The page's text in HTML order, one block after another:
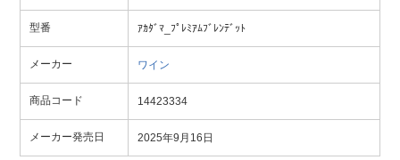
型番 ｱｶﾀﾞﾏ_ﾌﾟﾚﾐｱﾑﾌﾞﾚﾝﾃﾞｯﾄ
メーカー ワイン
商品コード 14423334
メーカー発売日 2025年9月16日